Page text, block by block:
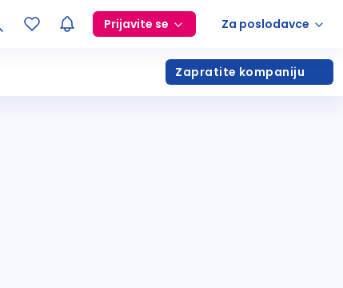
Prijavite se Za poslodavce
Zapratite kompaniju